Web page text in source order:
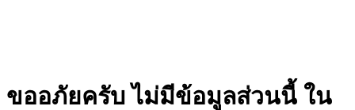
ขออภัยครับ ไม่มีข้อมูลส่วนนี้ ใน